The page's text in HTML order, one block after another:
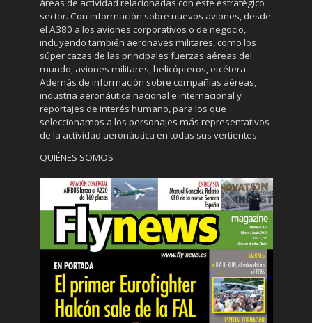
áreas de actividad relacionadas con este estratégico
sector. Con información sobre nuevos aviones, desde
el A380 a los aviones corporativos o de negocio,
incluyendo también aeronaves militares, como los
súper cazas de las principales fuerzas aéreas del
mundo, aviones militares, helicópteros, etcétera.
Además de información sobre compañías aéreas,
industria aeronáutica nacional e internacional y
reportajes de interés humano, para los que
seleccionamos a los personajes más representativos
de la actividad aeronáutica en todas sus vertientes.
QUIÉNES SOMOS